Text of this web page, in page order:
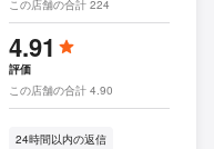
この店舗の合計 224
4.91
評価
この店舗の合計 4.90
24時間以内の返信